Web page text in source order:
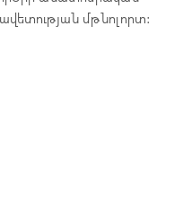
մթնոլորտ: